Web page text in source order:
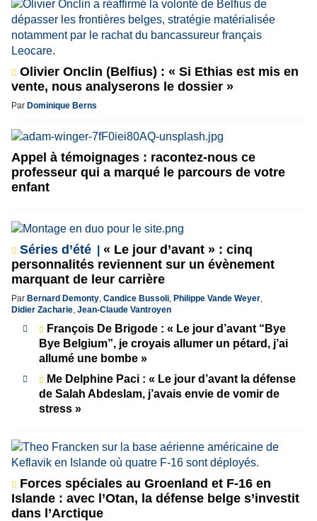
Olivier Onclin (Belfius) : « Si Ethias est mis en
vente, nous analyserons le dossier »
Par Dominique Berns
Appel à témoignages : racontez-nous ce
professeur qui a marqué le parcours de votre
enfant
Séries d’été
« Le jour d’avant » : cinq
personnalités reviennent sur un évènement
marquant de leur carrière
Par Bernard Demonty, Candice Bussoli, Philippe Vande Weyer,
Didier Zacharie, Jean-Claude Vantroyen
François De Brigode : « Le jour d’avant “Bye
Bye Belgium”, je croyais allumer un pétard, j’ai
allumé une bombe »
Me Delphine Paci : « Le jour d’avant la défense
de Salah Abdeslam, j’avais envie de vomir de
stress »
Forces spéciales au Groenland et F-16 en
Islande : avec l’Otan, la défense belge s’investit
dans l’Arctique